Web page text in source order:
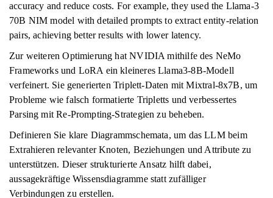
accuracy and reduce costs. For example, they used the Llama-3
70B NIM model with detailed prompts to extract entity-relation
pairs, achieving better results with lower latency.
Zur weiteren Optimierung hat NVIDIA mithilfe des NeMo
Frameworks und LoRA ein kleineres Llama3-8B-Modell
verfeinert. Sie generierten Triplett-Daten mit Mixtral-8x7B, um
Probleme wie falsch formatierte Tripletts und verbessertes
Parsing mit Re-Prompting-Strategien zu beheben.
Definieren Sie klare Diagrammschemata, um das LLM beim
Extrahieren relevanter Knoten, Beziehungen und Attribute zu
unterstützen. Dieser strukturierte Ansatz hilft dabei,
aussagekräftige Wissensdiagramme statt zufälliger
Verbindungen zu erstellen.